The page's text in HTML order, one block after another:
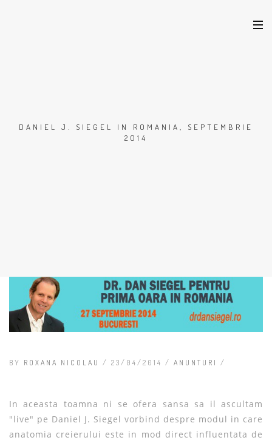
DANIEL J. SIEGEL IN ROMANIA, SEPTEMBRIE
2014
BY ROXANA NICOLAU / 23/04/2014 / ANUNTURI /
In aceasta toamna ni se ofera sansa sa il ascultam
"live" pe Daniel J. Siegel vorbind despre modul in care
anatomia creierului este in mod direct influentata de